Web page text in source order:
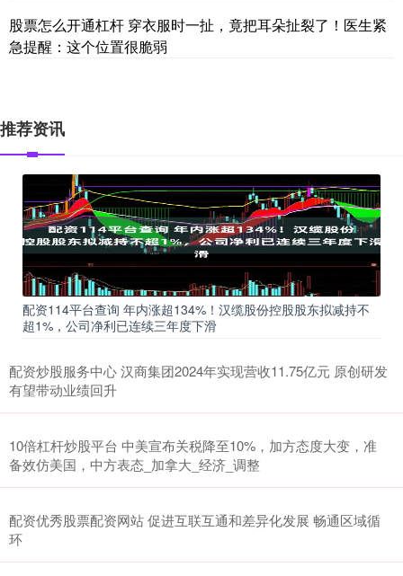
股票怎么开通杠杆 穿衣服时一扯，竟把耳朵扯裂了！医生紧
急提醒：这个位置很脆弱
推荐资讯
配资114平台查询 年内涨超134%！汉缆股份控股股东拟减持不
超1%，公司净利已连续三年度下滑
配资炒股服务中心 汉商集团2024年实现营收11.75亿元 原创研发
有望带动业绩回升
10倍杠杆炒股平台 中美宣布关税降至10%，加方态度大变，准
备效仿美国，中方表态_加拿大_经济_调整
配资优秀股票配资网站 促进互联互通和差异化发展 畅通区域循
环